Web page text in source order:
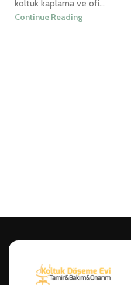
koltuk kaplama ve ofi...
Continue Reading